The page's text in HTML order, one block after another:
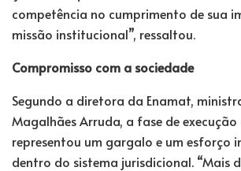
competência no cumprimento de sua
missão institucional”, ressaltou.
Compromisso com a sociedade
Segundo a diretora da Enamat,
Magalhães Arruda, a fase de execução
representou um gargalo e um esforço
dentro do sistema jurisdicional. “Mais